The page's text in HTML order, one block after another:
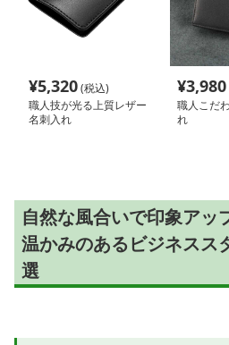
¥5,320(税込)
職人技が光る上質レザー
名刺入れ
¥3,980
職人こだ
れ
自然な風合いで印象アッ
温かみのあるビジネスス
選